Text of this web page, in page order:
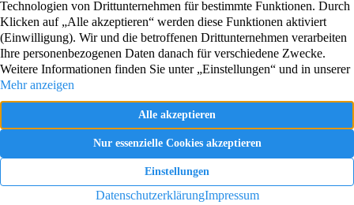
Termin vereinbaren
Vereinbaren Sie jetzt ein unverbindliches